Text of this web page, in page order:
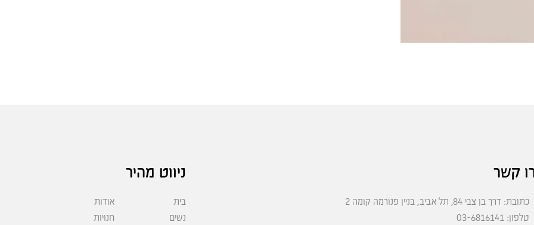
קשר
כתובת: דרך בן צבי 84, תל אביב, בניין פנורמה קומה 2
טלפון: 03-6816141
ניווט מהיר
בית
נשים
אודות
חנויות